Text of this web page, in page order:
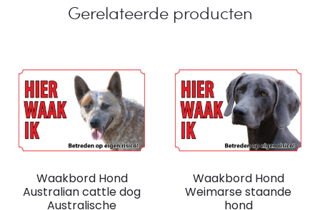
Gerelateerde producten
Waakbord Hond
Australian cattle dog
Australische
Waakbord Hond
Weimarse staande
hond